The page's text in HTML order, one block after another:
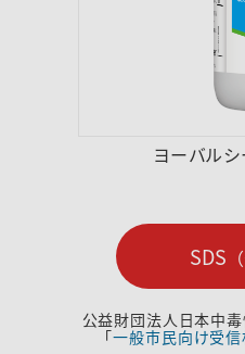
ヨーバル
SDS
公益財団法人日本中
「一般市民向け受信